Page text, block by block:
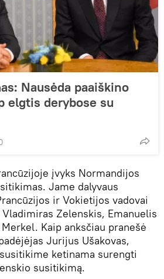
Nausėda paaiškino
elgtis derybose su
įvyks Normandijos
Jame dalyvaus
ir Vokietijos vadovai
Zelenskis, Emanuelis
Kaip anksčiau pranešė
Jurijus Ušakovas,
ketinama surengti
susitikimą.